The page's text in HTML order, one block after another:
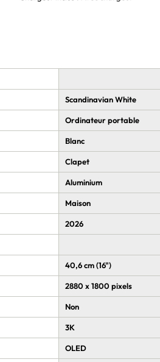
Scandinavian White
Ordinateur portable
Blanc
Clapet
Aluminium
Maison
2026
40,6 cm (16")
2880 x 1800 pixels
Non
3K
OLED